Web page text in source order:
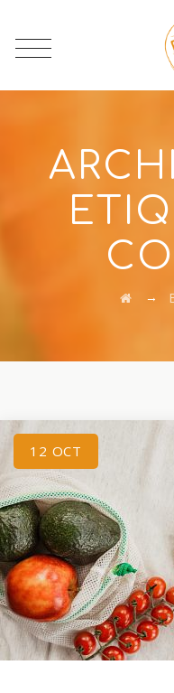
→
12 OCT